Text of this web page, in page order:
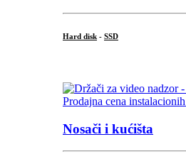
Hard disk - SSD
Nosači i kućišta